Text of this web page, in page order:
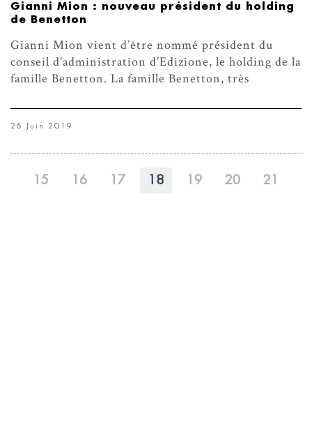
Gianni Mion : nouveau président du holding
de Benetton
Gianni Mion vient d’être nommé président du
conseil d’administration d’Edizione, le holding de la
famille Benetton. La famille Benetton, très
26 Juin 2019
15 16 17 18 19 20 21